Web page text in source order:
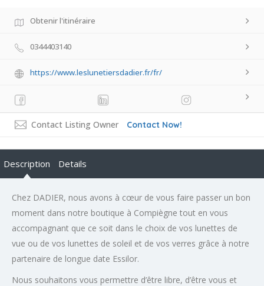
Obtenir l'itinéraire
0344403140
https://www.leslunetiersdadier.fr/fr/
Contact Listing Owner Contact Now!
Description Details
Chez DADIER, nous avons à cœur de vous faire passer un bon
moment dans notre boutique à Compiègne tout en vous
accompagnant que ce soit dans le choix de vos lunettes de
vue ou de vos lunettes de soleil et de vos verres grâce à notre
partenaire de longue date Essilor.
Nous souhaitons vous permettre d’être libre, d’être vous et